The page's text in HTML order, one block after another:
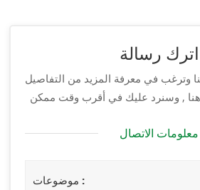
اترك رسالة
وترغب في معرفة المزيد من التفاصيل
معلومات الاتصال
موضوعات :